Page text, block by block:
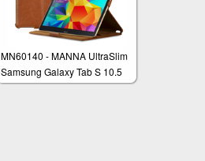
MN60140 - MANNA UltraSlim
Samsung Galaxy Tab S 10.5
(SM-T805) Schutzhülle mit